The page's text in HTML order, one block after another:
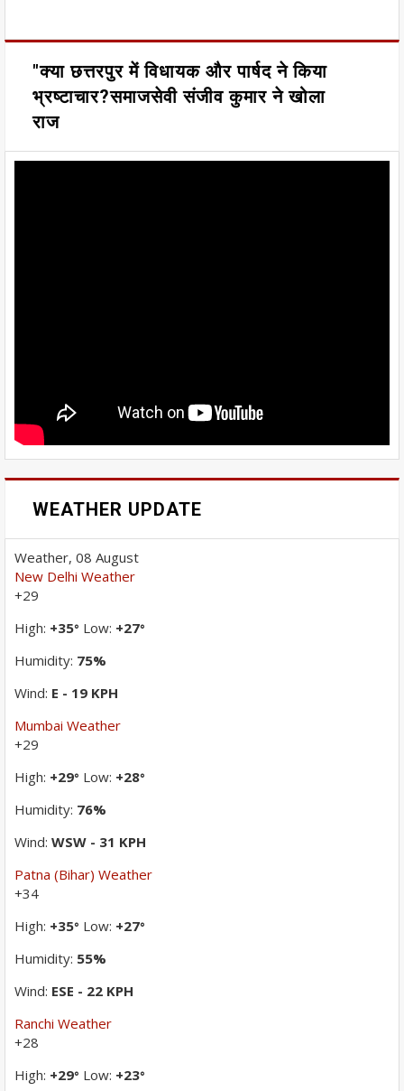
"क्या छत्तरपुर में विधायक और पार्षद ने किया
भ्रष्टाचार?समाजसेवी संजीव कुमार ने खोला
राज
WEATHER UPDATE
Weather, 08 August
New Delhi Weather
+29
High: +35° Low: +27°
Humidity: 75%
Wind: E - 19 KPH
Mumbai Weather
+29
High: +29° Low: +28°
Humidity: 76%
Wind: WSW - 31 KPH
Patna (Bihar) Weather
+34
High: +35° Low: +27°
Humidity: 55%
Wind: ESE - 22 KPH
Ranchi Weather
+28
High: +29° Low: +23°